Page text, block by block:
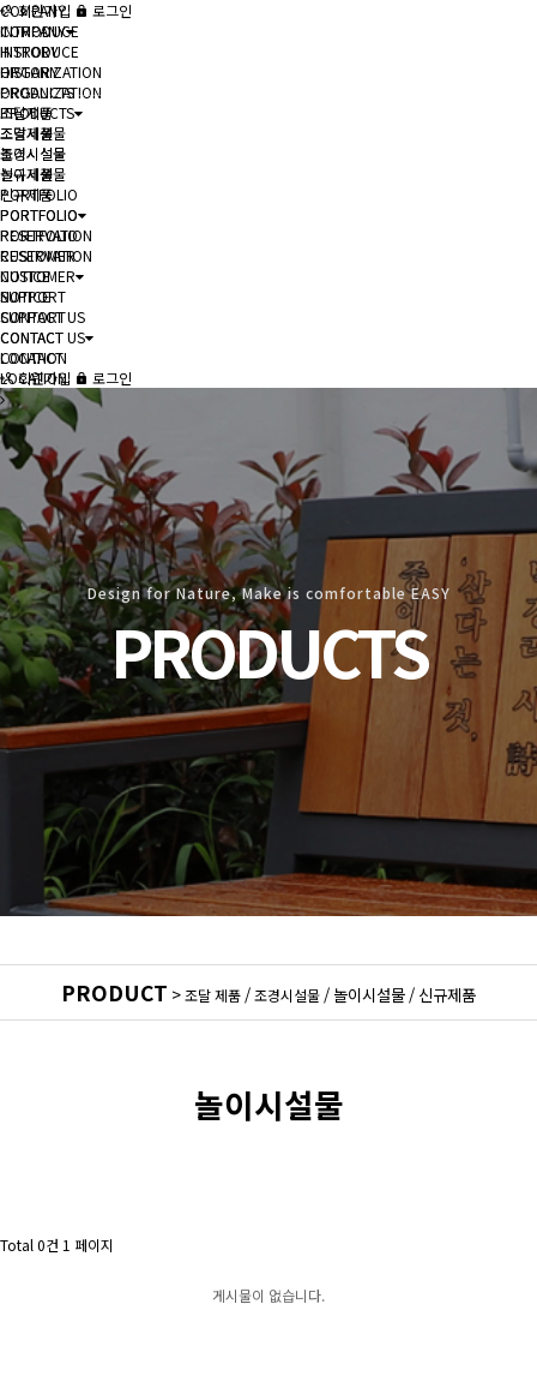
회원가입
로그인
COMPANY
INTRODUCE
HISTORY
ORGANIZATION
PRODUCTS
조달제품
조경시설물
놀이시설물
신규제품
PORTFOLIO
PORTFOLIO
RESERVATION
CUSTOMER
NOTICE
SUPPORT
CONTACT US
CONTACT
LOCATION
COMPANY
INTRODUCE
HISTORY
ORGANIZATION
PRODUCTS
조달제품
조경시설물
놀이시설물
신규제품
PORTFOLIO
PORTFOLIO
RESERVATION
CUSTOMER
NOTICE
SUPPORT
CONTACT US
CONTACT
LOCATION
회원가입
로그인
Design for Nature, Make is comfortable EASY
PRODUCTS
헤더설정
PRODUCT >조달 제품/조경시설물/ 놀이시설물/ 신규제품
놀이시설물
Total 0건 1 페이지
게시물이 없습니다.